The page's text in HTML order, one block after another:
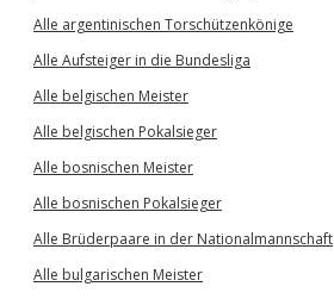
Alle argentinischen Torschützenkönige
Alle Aufsteiger in die Bundesliga
Alle belgischen Meister
Alle belgischen Pokalsieger
Alle bosnischen Meister
Alle bosnischen Pokalsieger
Alle Brüderpaare in der Nationalmannschaft
Alle bulgarischen Meister